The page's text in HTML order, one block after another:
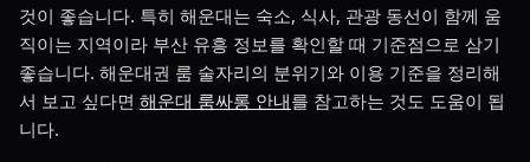
것이 좋습니다. 특히 해운대는 숙소, 식사, 관광 동선이 함께 움
직이는 지역이라 부산 유흥 정보를 확인할 때 기준점으로 삼기
좋습니다. 해운대권 룸 술자리의 분위기와 이용 기준을 정리해
서 보고 싶다면 해운대 룸싸롱 안내를 참고하는 것도 도움이 됩
니다.